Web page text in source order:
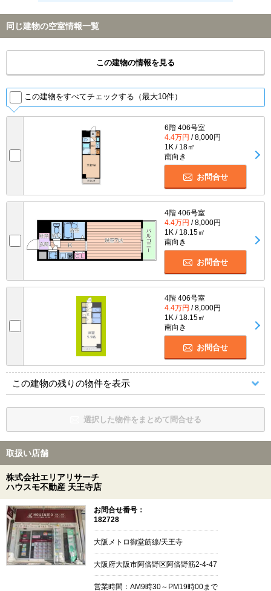
同じ建物の空室情報一覧
この建物の情報を見る
この建物をすべてチェックする（最大10件）
6階 406号室
4.4万円 / 8,000円
1K / 18㎡
南向き
お問合せ
4階 406号室
4.4万円 / 8,000円
1K / 18.15㎡
南向き
お問合せ
4階 406号室
4.4万円 / 8,000円
1K / 18.15㎡
南向き
お問合せ
この建物の残りの物件を表示
選択した物件をまとめて問合せる
取扱い店舗
株式会社エリアリサーチ
ハウスモ不動産 天王寺店
お問合せ番号：
182728
大阪メトロ御堂筋線/天王寺
大阪府大阪市阿倍野区阿倍野筋2-4-47
営業時間：AM9時30～PM19時00まで